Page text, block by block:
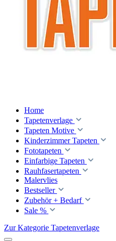
Home
Tapetenverlage
Tapeten Motive
Kinderzimmer Tapeten
Fototapeten
Einfarbige Tapeten
Rauhfasertapeten
Malervlies
Bestseller
Zubehör + Bedarf
Sale %
Zur Kategorie Tapetenverlage